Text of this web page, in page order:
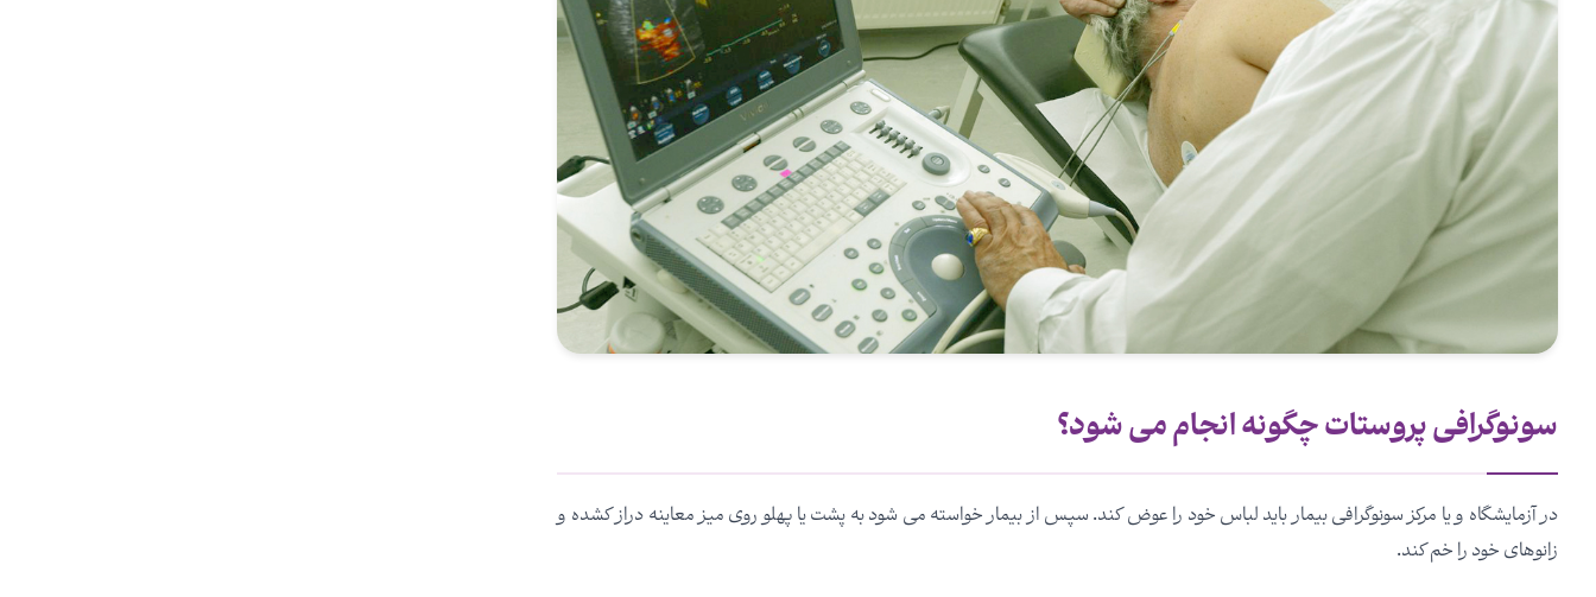
سونوگرافی پروستات چگونه انجام می شود؟
در آزمایشگاه و یا مرکز سونوگرافی بیمار باید لباس خود را عوض کند. سپس از بیمار خواسته می شود به پشت یا پهلو روی میز معاینه دراز کشده و
زانوهای خود را خم کند.